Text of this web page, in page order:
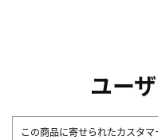
ユー
この商品に寄せられたカスタマ